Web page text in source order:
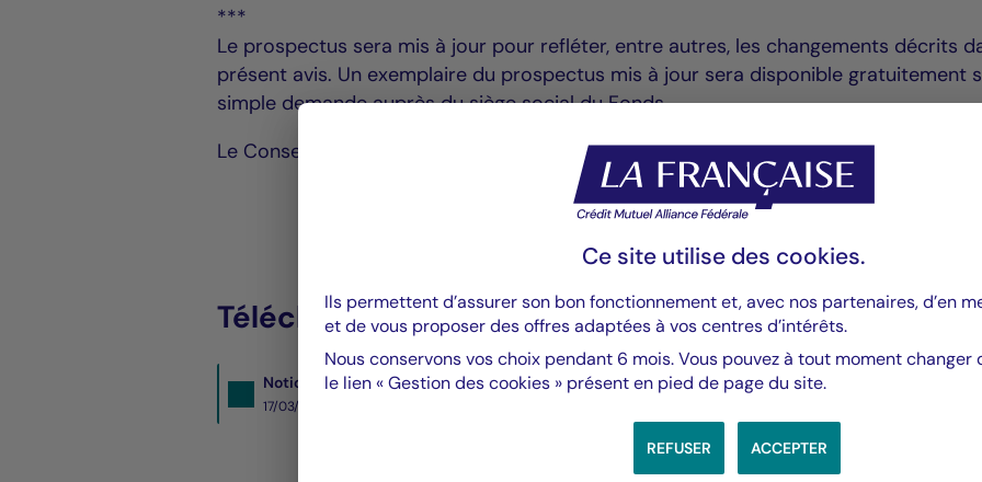
***
Le prospectus sera mis à jour pour refléter, entre autres, les changements décrits
présent avis. Un exemplaire du prospectus mis à jour sera disponible gratuitement
simple demande auprès du siège social du Fonds.
Le Conseil
Télécharger le PDF
Notice_to_shareholders_Next_AM-FR-FR-17-03-23.pdf
17/03/2023- PDF
Ce site utilise des cookies.
Ils permettent d’assurer son bon fonctionnement et, avec nos partenaires, d’en
et de vous proposer des offres adaptées à vos centres d’intérêts.
Nous conservons vos choix pendant 6 mois. Vous pouvez à tout moment changer
le lien « Gestion des cookies » présent en pied de page du site.
ACCEPTER
REFUSER